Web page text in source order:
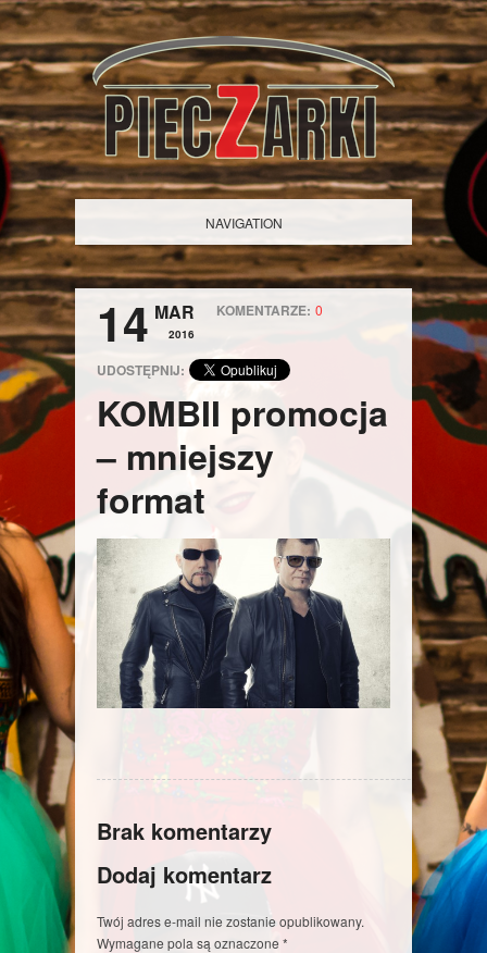
NAVIGATION
14 MAR
2016
KOMENTARZE: 0
UDOSTĘPNIJ:
KOMBII promocja
– mniejszy
format
Brak komentarzy
Dodaj komentarz
Twój adres e-mail nie zostanie opublikowany.
Wymagane pola są oznaczone *